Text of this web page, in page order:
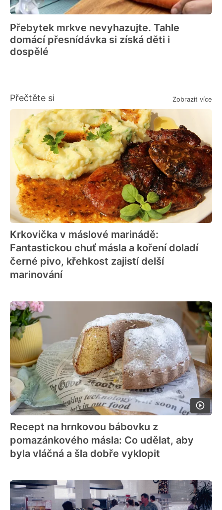
Přebytek mrkve nevyhazujte. Tahle
domácí přesnídávka si získá děti i
dospělé
Přečtěte si Zobrazit více
Krkovička v máslové marinádě:
Fantastickou chuť másla a koření doladí
černé pivo, křehkost zajistí delší
marinování
Recept na hrnkovou bábovku z
pomazánkového másla: Co udělat, aby
byla vláčná a šla dobře vyklopit